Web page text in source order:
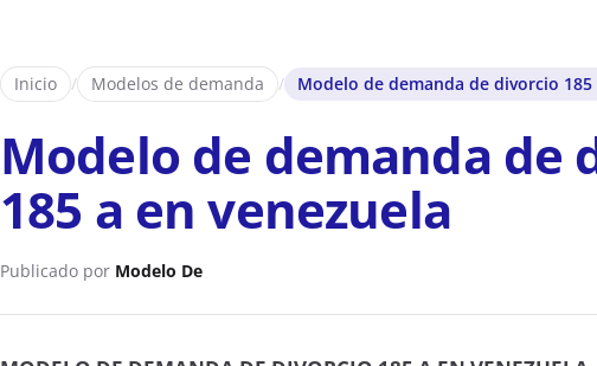
Inicio / Modelos de demanda / Modelo de demanda de divorcio 185
Modelo de demanda de
185 a en venezuela
Publicado por Modelo De